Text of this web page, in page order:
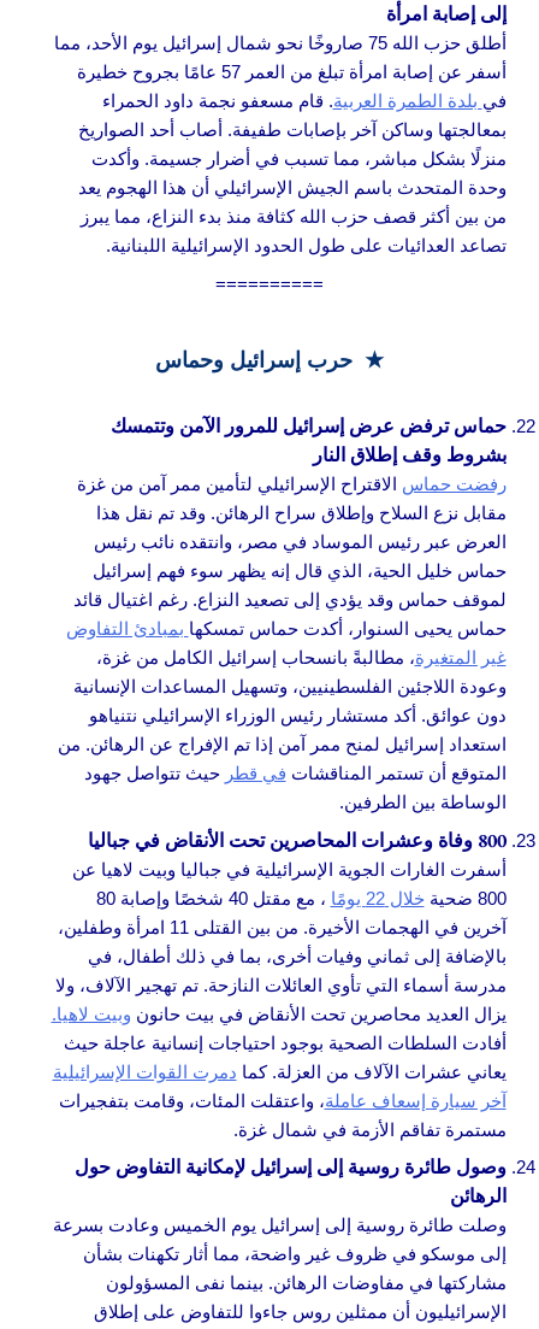
إلى إصابة امرأة
أطلق حزب الله 75 صاروخًا نحو شمال إسرائيل يوم الأحد، مما
أسفر عن إصابة امرأة تبلغ من العمر 57 عامًا بجروح خطيرة
في بلدة الطمرة العربية. قام مسعفو نجمة داود الحمراء
بمعالجتها وساكن آخر بإصابات طفيفة. أصاب أحد الصواريخ
منزلًا بشكل مباشر، مما تسبب في أضرار جسيمة. وأكدت
وحدة المتحدث باسم الجيش الإسرائيلي أن هذا الهجوم يعد
من بين أكثر قصف حزب الله كثافة منذ بدء النزاع، مما يبرز
تصاعد العدائيات على طول الحدود الإسرائيلية اللبنانية.
==========
★ حرب إسرائيل وحماس
حماس ترفض عرض إسرائيل للمرور الآمن وتتمسك
بشروط وقف إطلاق النار
رفضت حماس الاقتراح الإسرائيلي لتأمين ممر آمن من غزة
مقابل نزع السلاح وإطلاق سراح الرهائن. وقد تم نقل هذا
العرض عبر رئيس الموساد في مصر، وانتقده نائب رئيس
حماس خليل الحية، الذي قال إنه يظهر سوء فهم إسرائيل
لموقف حماس وقد يؤدي إلى تصعيد النزاع. رغم اغتيال قائد
حماس يحيى السنوار، أكدت حماس تمسكها بمبادئ التفاوض
غير المتغيرة، مطالبةً بانسحاب إسرائيل الكامل من غزة،
وعودة اللاجئين الفلسطينيين، وتسهيل المساعدات الإنسانية
دون عوائق. أكد مستشار رئيس الوزراء الإسرائيلي نتنياهو
استعداد إسرائيل لمنح ممر آمن إذا تم الإفراج عن الرهائن. من
المتوقع أن تستمر المناقشات في قطر حيث تتواصل جهود
الوساطة بين الطرفين.
800 وفاة وعشرات المحاصرين تحت الأنقاض في جباليا
أسفرت الغارات الجوية الإسرائيلية في جباليا وبيت لاهيا عن
800 ضحية
خلال 22 يومًا
، مع مقتل 40 شخصًا وإصابة 80
آخرين في الهجمات الأخيرة. من بين القتلى 11 امرأة وطفلين،
بالإضافة إلى ثماني وفيات أخرى، بما في ذلك أطفال، في
مدرسة أسماء التي تأوي العائلات النازحة. تم تهجير الآلاف، ولا
يزال العديد محاصرين تحت الأنقاض في بيت حانون وبيت لاهيا.
أفادت السلطات الصحية بوجود احتياجات إنسانية عاجلة حيث
يعاني عشرات الآلاف من العزلة. كما دمرت القوات الإسرائيلية
آخر سيارة إسعاف عاملة، واعتقلت المئات، وقامت بتفجيرات
مستمرة تفاقم الأزمة في شمال غزة.
وصول طائرة روسية إلى إسرائيل لإمكانية التفاوض حول
الرهائن
وصلت طائرة روسية إلى إسرائيل يوم الخميس وعادت بسرعة
إلى موسكو في ظروف غير واضحة، مما أثار تكهنات بشأن
مشاركتها في مفاوضات الرهائن. بينما نفى المسؤولون
الإسرائيليون أن ممثلين روس جاءوا للتفاوض على إطلاق